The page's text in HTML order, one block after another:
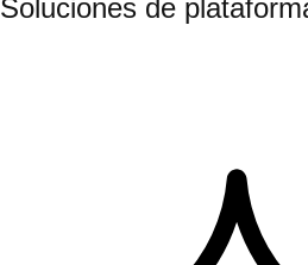
Soluciones de